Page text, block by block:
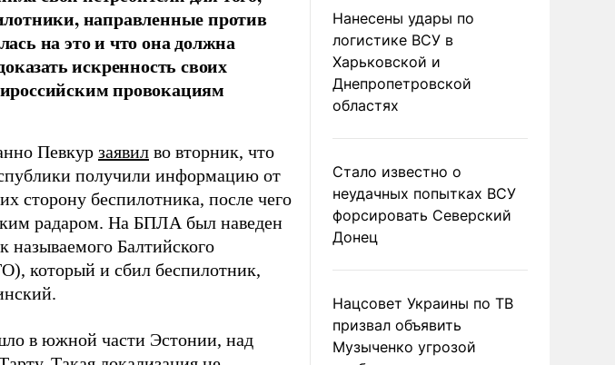
направленные против
на это и что она должна
искренность своих
провокациям
Певкур заявил во вторник, что
получили информацию от
сторону беспилотника, после чего
радаром. На БПЛА был наведен
называемого Балтийского
который и сбил беспилотник,
в южной части Эстонии, над
Нанесены удары по
логистике ВСУ в
Харьковской и
Днепропетровской
областях
Стало известно о
неудачных попытках ВСУ
форсировать Северский
Донец
Нацсовет Украины по ТВ
призвал объявить
Музыченко угрозой